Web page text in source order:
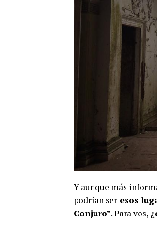
Y aunque más
podrían ser esos
Conjuro”. Para vos,